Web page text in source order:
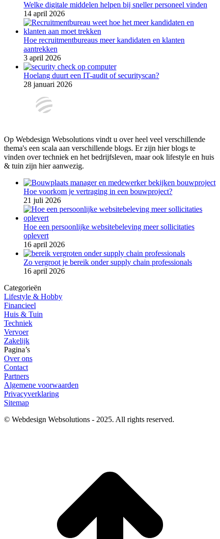
Welke digitale middelen helpen bij sneller personeel vinden
14 april 2026
Hoe recruitmentbureaus meer kandidaten en klanten
aantrekken
3 april 2026
Hoelang duurt een IT-audit of securityscan?
28 januari 2026
Op Webdesign Websolutions vindt u over heel veel verschillende
thema's een scala aan verschillende blogs. Er zijn hier blogs te
vinden over techniek en het bedrijfsleven, maar ook lifestyle en huis
& tuin zijn hier aanwezig.
Hoe voorkom je vertraging in een bouwproject?
21 juli 2026
Hoe een persoonlijke websitebeleving meer sollicitaties
oplevert
16 april 2026
Zo vergroot je bereik onder supply chain professionals
16 april 2026
Categorieën
Lifestyle & Hobby
Financieel
Huis & Tuin
Techniek
Vervoer
Zakelijk
Pagina’s
Over ons
Contact
Partners
Algemene voorwaarden
Privacyverklaring
Sitemap
© Webdesign Websolutions - 2025. All rights reserved.